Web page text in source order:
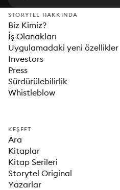
STORYTEL HAKKINDA
Biz Kimiz?
İş Olanakları
Uygulamadaki yeni özellikler
Investors
Press
Sürdürülebilirlik
Whistleblow
KEŞFET
Ara
Kitaplar
Kitap Serileri
Storytel Original
Yazarlar